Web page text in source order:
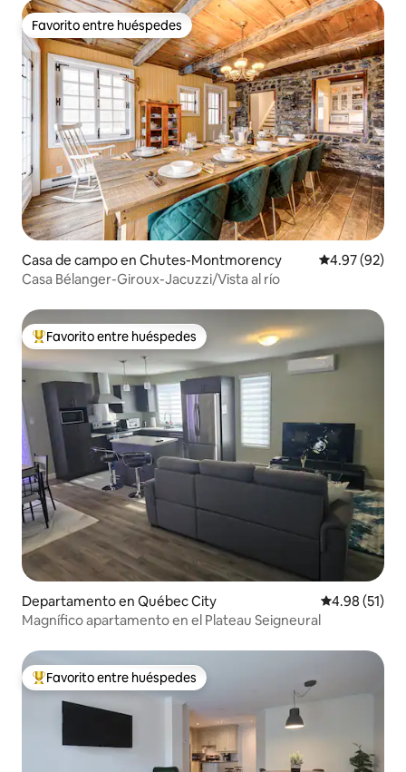
Favorito entre huéspedes
Favorito entre huéspedes
Casa de campo en Chutes-Montmorency Calificación
4.97 (92)
Casa Bélanger-Giroux-Jacuzzi/Vista al río
De los mejores en Favorito entre huéspedes
Favorito entre huéspedes
Departamento en Québec City Calificación
4.98 (51)
Magnífico apartamento en el Plateau Seigneural
De los mejores en Favorito entre huéspedes
Favorito entre huéspedes